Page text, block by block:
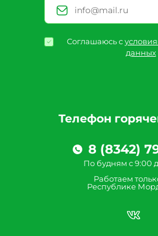
Телефон
8 (8342)
По будням с 9:00
Работаем
Республике
Соглашаюсь с
данных